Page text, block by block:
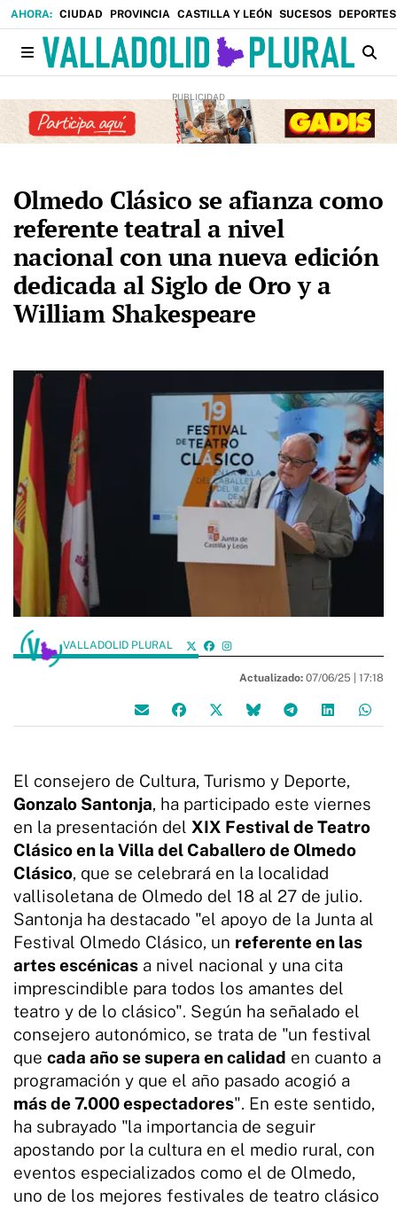
CIUDAD PROVINCIA CASTILLA Y LEÓN SUCESOS DEPORTES
Olmedo Clásico se afianza como
referente teatral a nivel
nacional con una nueva edición
dedicada al Siglo de Oro y a
William Shakespeare
VALLADOLID PLURAL
Actualizado: 07/06/25 | 17:18
El consejero de Cultura, Turismo y Deporte,
Gonzalo Santonja, ha participado este viernes
en la presentación del XIX Festival de Teatro
Clásico en la Villa del Caballero de Olmedo
Clásico, que se celebrará en la localidad
vallisoletana de Olmedo del 18 al 27 de julio.
Santonja ha destacado "el apoyo de la Junta al
Festival Olmedo Clásico, un referente en las
artes escénicas a nivel nacional y una cita
imprescindible para todos los amantes del
teatro y de lo clásico". Según ha señalado el
consejero autonómico, se trata de "un festival
que cada año se supera en calidad en cuanto a
programación y que el año pasado acogió a
más de 7.000 espectadores". En este sentido,
ha subrayado "la importancia de seguir
apostando por la cultura en el medio rural, con
eventos especializados como el de Olmedo,
uno de los mejores festivales de teatro clásico